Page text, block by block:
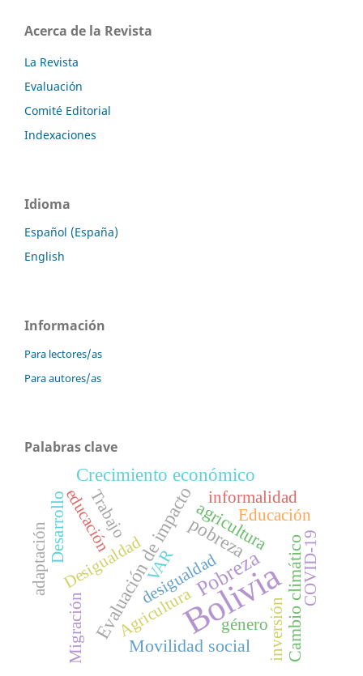
Acerca de la Revista
La Revista
Evaluación
Comité Editorial
Indexaciones
Idioma
Español (España)
English
Información
Para lectores/as
Para autores/as
Palabras clave
Bolivia
Pobreza
pobreza
Evaluación de impacto
Crecimiento económico
Cambio climático
agricultura
Movilidad social
Desigualdad
Agricultura
educación
desigualdad
Migración
informalidad
Trabajo
Desarrollo
COVID-19
VAR
Educación
género
adaptación
inversión